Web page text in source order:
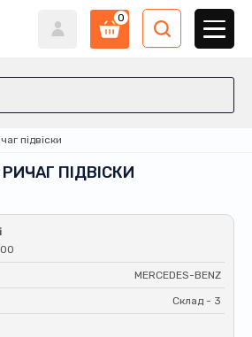
0
підвіски
ПІДВІСКИ
MERCEDES-BENZ
Склад - 3